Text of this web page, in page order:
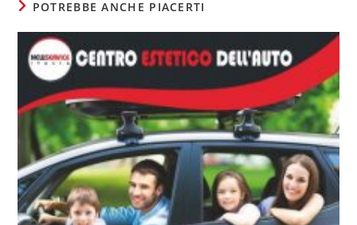
POTREBBE ANCHE PIACERTI